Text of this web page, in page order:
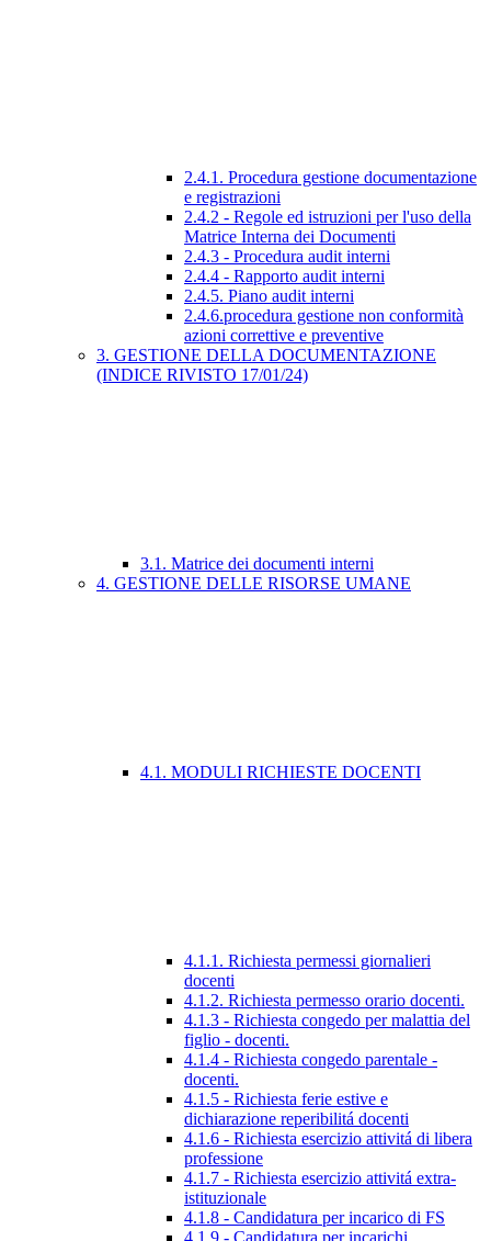
2.4.1. Procedura gestione documentazione
e registrazioni
2.4.2 - Regole ed istruzioni per l'uso della
Matrice Interna dei Documenti
2.4.3 - Procedura audit interni
2.4.4 - Rapporto audit interni
2.4.5. Piano audit interni
2.4.6.procedura gestione non conformità
azioni correttive e preventive
3. GESTIONE DELLA DOCUMENTAZIONE
(INDICE RIVISTO 17/01/24)
3.1. Matrice dei documenti interni
4. GESTIONE DELLE RISORSE UMANE
4.1. MODULI RICHIESTE DOCENTI
4.1.1. Richiesta permessi giornalieri
docenti
4.1.2. Richiesta permesso orario docenti.
4.1.3 - Richiesta congedo per malattia del
figlio - docenti.
4.1.4 - Richiesta congedo parentale -
docenti.
4.1.5 - Richiesta ferie estive e
dichiarazione reperibilitá docenti
4.1.6 - Richiesta esercizio attivitá di libera
professione
4.1.7 - Richiesta esercizio attivitá extra-
istituzionale
4.1.8 - Candidatura per incarico di FS